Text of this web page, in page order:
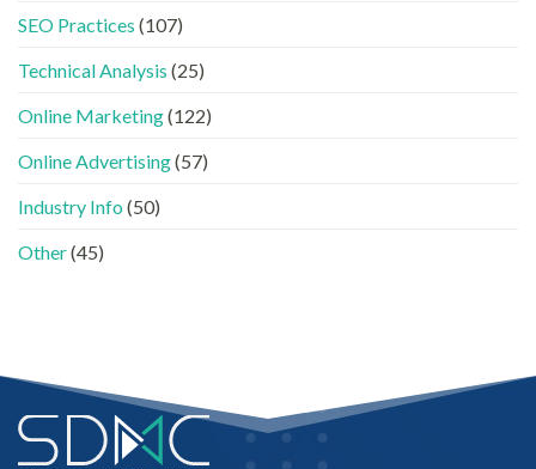
AEO
實
做
如
進
的
任
單」？〉
SEO Practices (107)
Technical Analysis (25)
Online Marketing(122)
Online Advertising(57)
Industry Info (50)
Other(45)